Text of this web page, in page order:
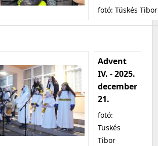
fotó: Tüskés Tibor
Advent
IV. - 2025.
december
21.
fotó:
Tüskés
Tibor